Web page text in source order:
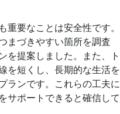
要なことは安全性です。
まづきやすい箇所を調査
を提案しました。また、ト
を短くし、長期的な生活を
ランです。これらの工夫に
サポートできると確信して